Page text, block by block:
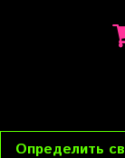
Определить